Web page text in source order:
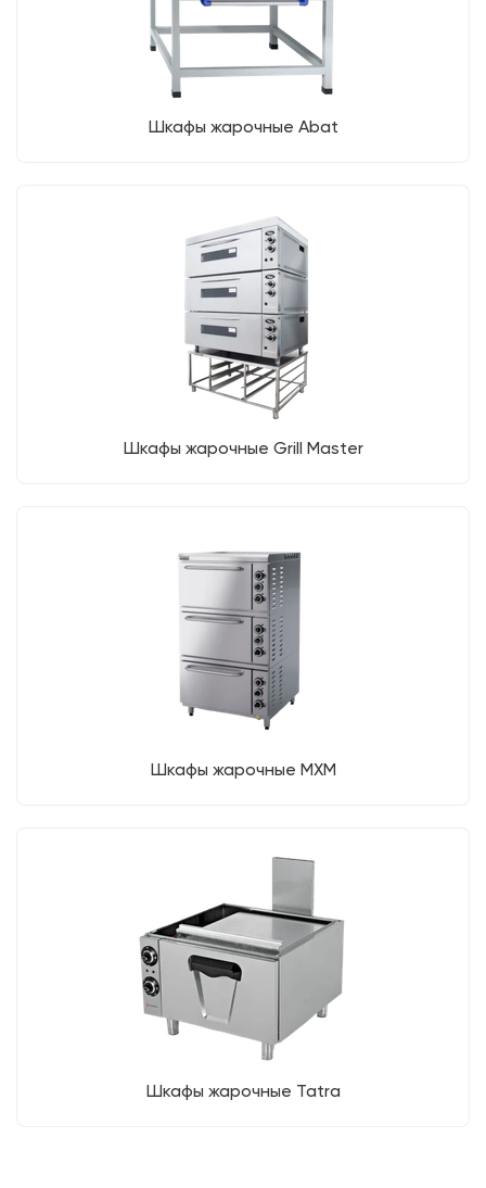
Шкафы жарочные Abat
Шкафы жарочные Grill Master
Шкафы жарочные МХМ
Шкафы жарочные Tatra